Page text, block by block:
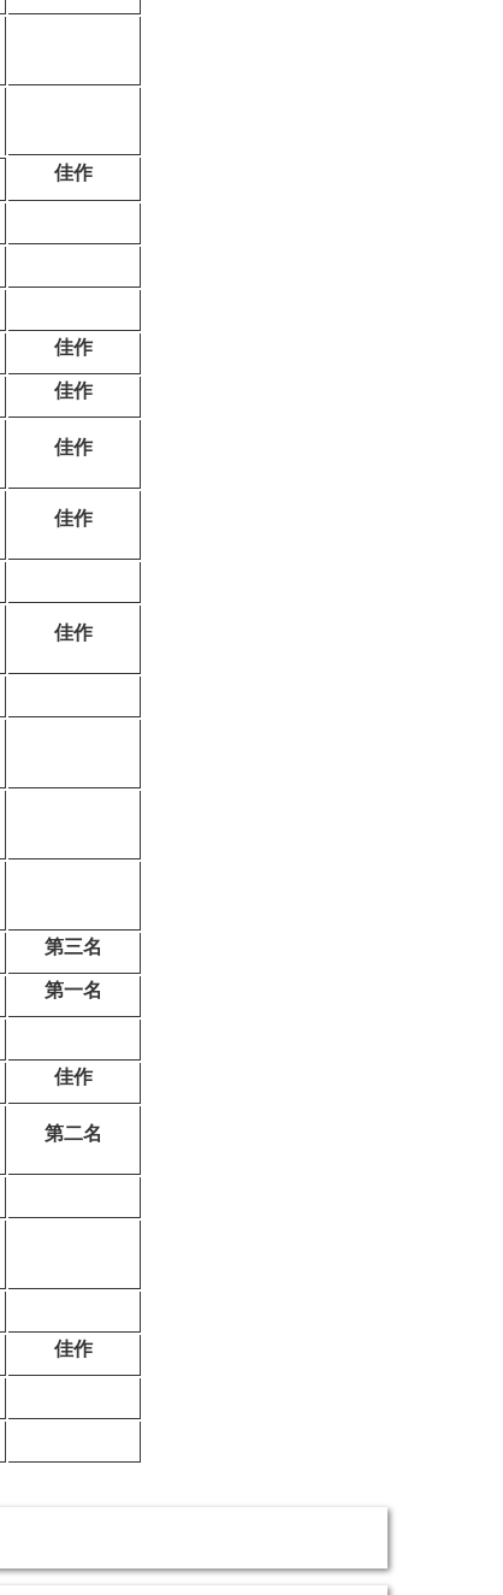
佳作
佳作
佳作
佳作
佳作
佳作
第三名
第一名
佳作
第二名
佳作